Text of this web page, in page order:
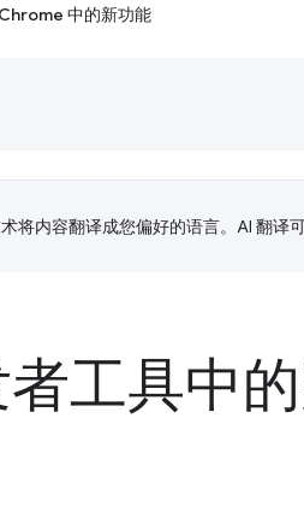
Chrome 中的新功能
将内容翻译成您偏好的语言。AI 翻译可
工具中